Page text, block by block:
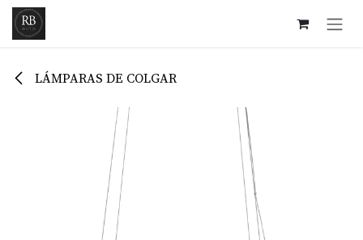
Ir al contenido
LÁMPARAS DE COLGAR